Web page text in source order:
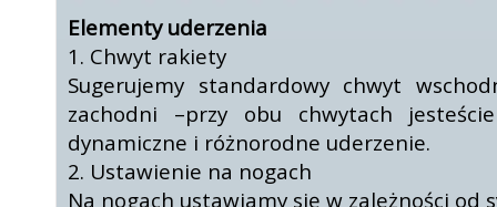
Elementy uderzenia
1. Chwyt rakiety
Sugerujemy standardowy chwyt
zachodni –przy obu chwytach
dynamiczne i różnorodne uderzenie.
2. Ustawienie na nogach
Na nogach ustawiamy się w zależności od